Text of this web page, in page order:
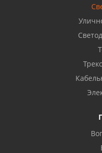
Балаково, ул.
Октябрьский, ул.
Азнакаево, ул.